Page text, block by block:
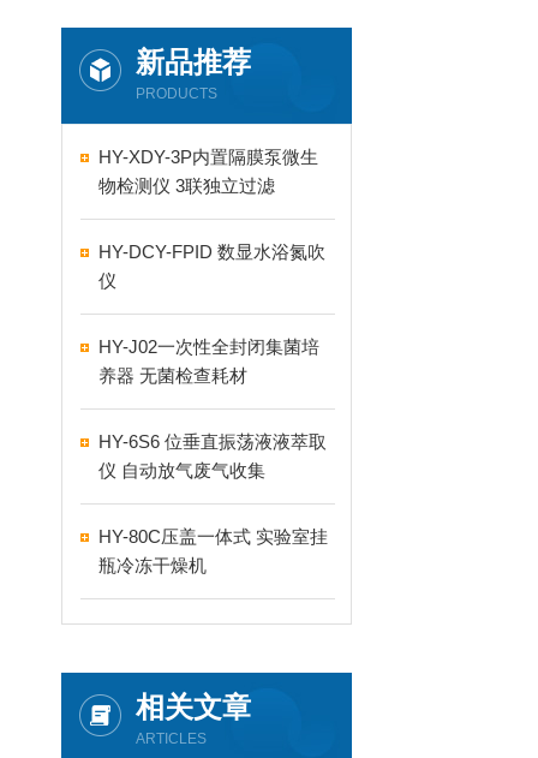
新品推荐
PRODUCTS
HY-XDY-3P内置隔膜泵微生
物检测仪 3联独立过滤
HY-DCY-FPID 数显水浴氮吹
仪
HY-J02一次性全封闭集菌培
养器 无菌检查耗材
HY-6S6 位垂直振荡液液萃取
仪 自动放气废气收集
HY-80C压盖一体式 实验室挂
瓶冷冻干燥机
相关文章
ARTICLES